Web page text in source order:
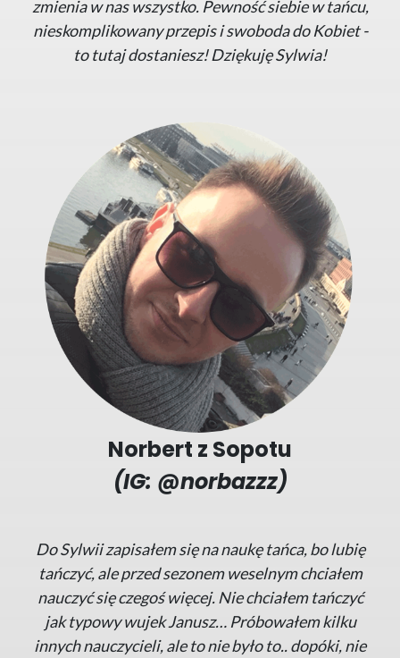
zmienia w nas wszystko. Pewność siebie w tańcu,
nieskomplikowany przepis i swoboda do Kobiet -
to tutaj dostaniesz! Dziękuję Sylwia!
Norbert z Sopotu
(IG: @norbazzz)
Do Sylwii zapisałem się na naukę tańca, bo lubię
tańczyć, ale przed sezonem weselnym chciałem
nauczyć się czegoś więcej. Nie chciałem tańczyć
jak typowy wujek Janusz… Próbowałem kilku
innych nauczycieli, ale to nie było to.. dopóki, nie